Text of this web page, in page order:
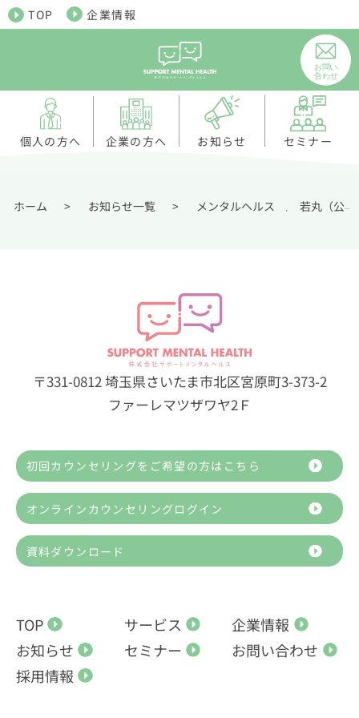
TOP 企業情報
個人の方へ 企業の方へ お知らせ セミナー
ホーム > お知らせ一覧 > メンタルヘルス , 若丸（公認心理師・臨床心理士・健康経営エキスパートアドバイザー）
〒331-0812 埼玉県さいたま市北区宮原町3-373-2
ファーレマツザワヤ2Ｆ
初回カウンセリングをご希望の方はこちら
オンラインカウンセリングログイン
資料ダウンロード
TOP サービス
企業情報
お知らせ
セミナー
お問い合わせ
採用情報